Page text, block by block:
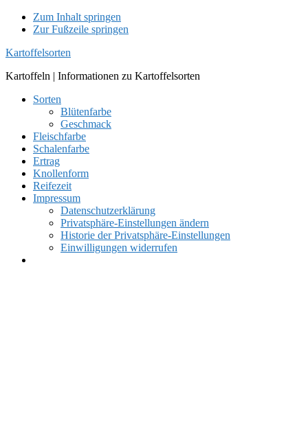
Zum Inhalt springen
Zur Fußzeile springen
Kartoffelsorten
Kartoffeln | Informationen zu Kartoffelsorten
Sorten
Blütenfarbe
Geschmack
Fleischfarbe
Schalenfarbe
Ertrag
Knollenform
Reifezeit
Impressum
Datenschutzerklärung
Privatsphäre-Einstellungen ändern
Historie der Privatsphäre-Einstellungen
Einwilligungen widerrufen